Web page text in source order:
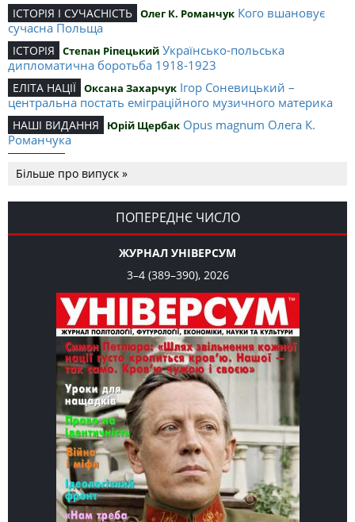
ІСТОРІЯ І СУЧАСНІСТЬ Олег К. Романчук Кого вшановує
сучасна Польща
ІСТОРІЯ Степан Ріпецький Українсько-польська
дипломатична боротьба 1918-1923
ЕЛІТА НАЦІЇ Оксана Захарчук Ігор Соневицький –
центральна постать еміграційного музичного материка
НАШІ ВИДАННЯ Юрій Щербак Opus magnum Олега К.
Романчука
Романчука
СЛОВО РЕДАКЦІЙНЕ Олег К. Романчук Журавель і синиця
як уособлення української політстратегії й тактики
Більше про випуск »
ПОПЕРЕДНЄ ЧИСЛО
ЖУРНАЛ УНІВЕРСУМ
3–4 (389–390), 2026